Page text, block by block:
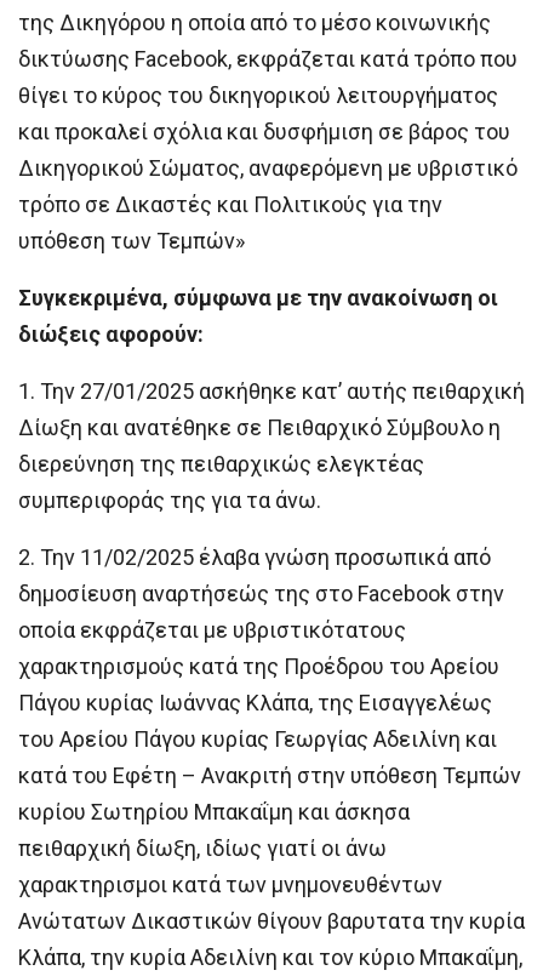
της Δικηγόρου η οποία από το μέσο κοινωνικής
δικτύωσης Facebook, εκφράζεται κατά τρόπο που
θίγει το κύρος του δικηγορικού λειτουργήματος
και προκαλεί σχόλια και δυσφήμιση σε βάρος του
Δικηγορικού Σώματος, αναφερόμενη με υβριστικό
τρόπο σε Δικαστές και Πολιτικούς για την
υπόθεση των Τεμπών»
Συγκεκριμένα, σύμφωνα με την ανακοίνωση οι
διώξεις αφορούν:
1. Την 27/01/2025 ασκήθηκε κατ’ αυτής πειθαρχική
Δίωξη και ανατέθηκε σε Πειθαρχικό Σύμβουλο η
διερεύνηση της πειθαρχικώς ελεγκτέας
συμπεριφοράς της για τα άνω.
2. Την 11/02/2025 έλαβα γνώση προσωπικά από
δημοσίευση αναρτήσεώς της στο Facebook στην
οποία εκφράζεται με υβριστικότατους
χαρακτηρισμούς κατά της Προέδρου του Αρείου
Πάγου κυρίας Ιωάννας Κλάπα, της Εισαγγελέως
του Αρείου Πάγου κυρίας Γεωργίας Αδειλίνη και
κατά του Εφέτη – Ανακριτή στην υπόθεση Τεμπών
κυρίου Σωτηρίου Μπακαΐμη και άσκησα
πειθαρχική δίωξη, ιδίως γιατί οι άνω
χαρακτηρισμοι κατά των μνημονευθέντων
Ανώτατων Δικαστικών θίγουν βαρυτατα την κυρία
Κλάπα, την κυρία Αδειλίνη και τον κύριο Μπακαΐμη,